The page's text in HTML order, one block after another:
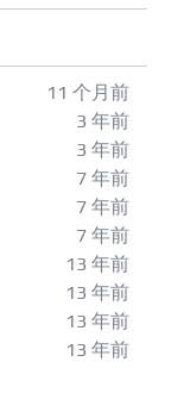
11 个月前
3 年前
3 年前
7 年前
7 年前
7 年前
13 年前
13 年前
13 年前
13 年前